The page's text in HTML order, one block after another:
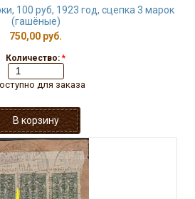
100 руб, 1923 год, сцепка 3 марок
(гашёные)
750,00 руб.
Количество: *
для заказа